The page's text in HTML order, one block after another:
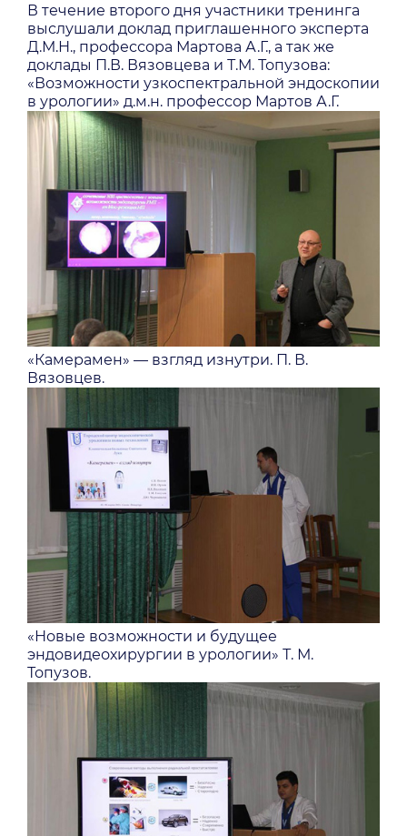
В течение второго дня участники тренинга
выслушали доклад приглашенного эксперта
Д.М.Н., профессора Мартова А.Г., а так же
доклады П.В. Вязовцева и Т.М. Топузова:
«Возможности узкоспектральной эндоскопии
в урологии» д.м.н. профессор Мартов А.Г.
«Камерамен» — взгляд изнутри. П. В.
Вязовцев.
«Новые возможности и будущее
эндовидеохирургии в урологии» Т. М.
Топузов.